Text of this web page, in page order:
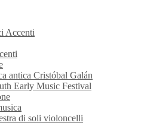
Accenti
antica Cristóbal Galán
Early Music Festival
di soli violoncelli